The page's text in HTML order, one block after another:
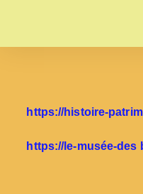
https://histoire-
https://le-musée-des